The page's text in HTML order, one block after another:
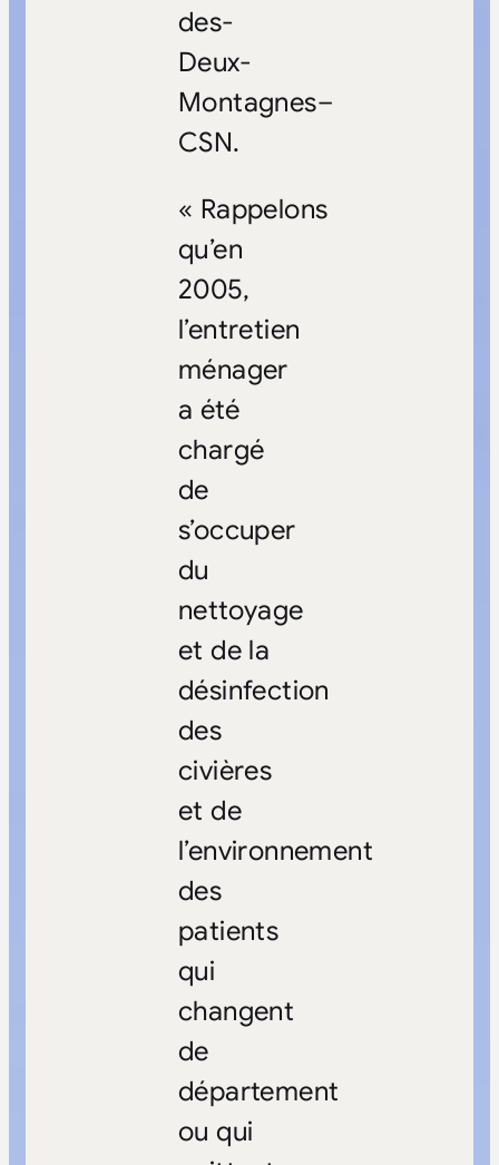
des-
Deux-
Montagnes–
CSN.
« Rappelons
qu’en
2005,
l’entretien
ménager
a été
chargé
de
s’occuper
du
nettoyage
et de la
désinfection
des
civières
et de
l’environnement
des
patients
qui
changent
de
département
ou qui